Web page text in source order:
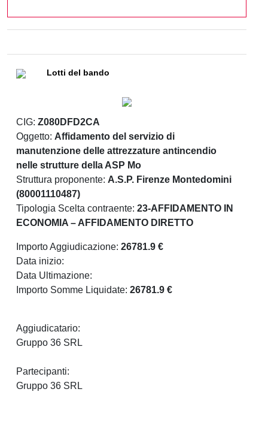
Lotti del bando
CIG: Z080DFD2CA
Oggetto: Affidamento del servizio di
manutenzione delle attrezzature antincendio
nelle strutture della ASP Mo
Struttura proponente: A.S.P. Firenze Montedomini
(80001110487)
Tipologia Scelta contraente: 23-AFFIDAMENTO IN
ECONOMIA – AFFIDAMENTO DIRETTO
Importo Aggiudicazione: 26781.9 €
Data inizio:
Data Ultimazione:
Importo Somme Liquidate: 26781.9 €
Aggiudicatario:
Gruppo 36 SRL
Partecipanti:
Gruppo 36 SRL